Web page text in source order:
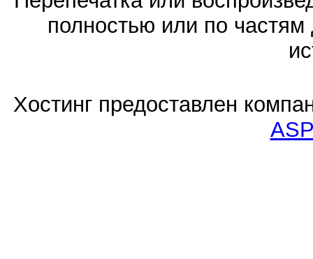
полностью или по частям
Хостинг предоставлен